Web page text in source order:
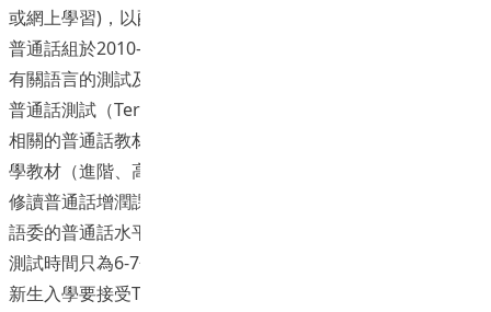
或網上學習)，以配合新高中(334)的發展，語文教育中心(CLE)
普通話組於2010-2012年度獲大學資助委員會撥款贊助，發展
有關語言的測試及教材。普通話方面, 中心發展了一套「專上
普通話測試（Tertiary Putonghua Test, TPT）」工具、三套
相關的普通話教材（初階、進階、高階），以及三套普通話自
學教材（進階、高階、教師基準）。2012-2013年度CLE所有
修讀普通話增潤課程的學生開始全面使用新教材。 TPT跟國家
語委的普通話水平測試(PSC)高度相關(highly correlated), 但
測試時間只為6-7分鐘, 為PSC的一半。2012年開始, 教育學院
新生入學要接受TPT 測試, 以決定是否可以豁免修讀CLE的普